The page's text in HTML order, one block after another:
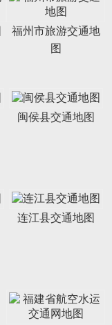
福州市旅游交通地
图
闽侯县交通地图
连江县交通地图